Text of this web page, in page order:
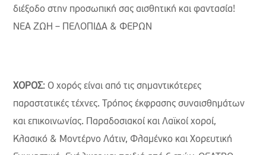
διέξοδο στην προσωπική σας αισθητική και φαντασία!
ΝΕΑ ΖΩΗ – ΠΕΛΟΠΙΔΑ & ΦΕΡΩΝ
ΧΟΡΟΣ: Ο χορός είναι από τις σημαντικότερες
παραστατικές τέχνες. Τρόπος έκφρασης συναισθημάτων
και επικοινωνίας. Παραδοσιακοί και Λαϊκοί χοροί,
Κλασικό & Μοντέρνο Λάτιν, Φλαµένκο και Χορευτική